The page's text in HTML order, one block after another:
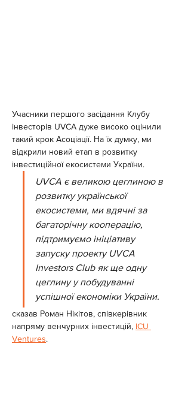
Учасники першого засідання Клубу
інвесторів UVCA дуже високо оцінили
такий крок Асоціації. На їх думку, ми
відкрили новий етап в розвитку
інвестиційної екосистеми України.
UVCA є великою цеглиною в
розвитку української
екосистеми, ми вдячні за
багаторічну кооперацію,
підтримуємо ініціативу
запуску проекту UVCA
Investors Club як ще одну
цеглину у побудуванні
успішної економіки України.
сказав Роман Нікітов, співкерівник
напряму венчурних інвестицій, ICU
Ventures.